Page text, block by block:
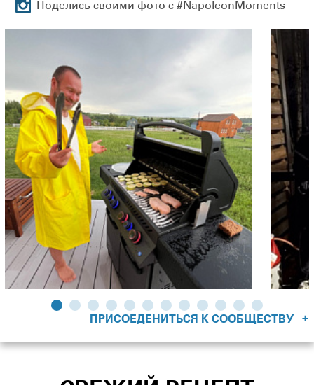
Поделись своими фото с #NapoleonMoments
ПРИСОЕДЕНИТЬСЯ К СООБЩЕСТВУ +